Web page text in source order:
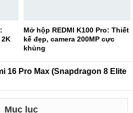
Mở hộp REDMI K100 Pro: Thiết
kế đẹp, camera 200MP cực
khủng
16 Pro Max (Snapdragon 8 Elite
Mục lục